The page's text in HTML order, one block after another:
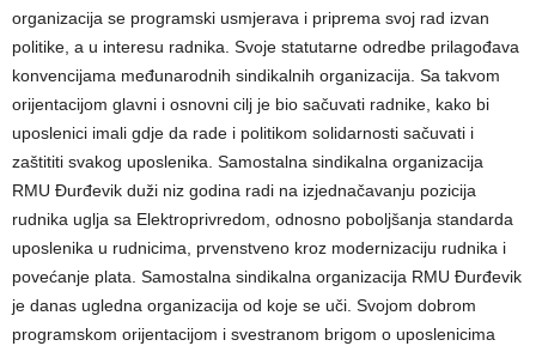
organizacija se programski usmjerava i priprema svoj rad izvan
politike, a u interesu radnika. Svoje statutarne odredbe prilagođava
konvencijama međunarodnih sindikalnih organizacija. Sa takvom
orijentacijom glavni i osnovni cilj je bio sačuvati radnike, kako bi
uposlenici imali gdje da rade i politikom solidarnosti sačuvati i
zaštititi svakog uposlenika. Samostalna sindikalna organizacija
RMU Đurđevik duži niz godina radi na izjednačavanju pozicija
rudnika uglja sa Elektroprivredom, odnosno poboljšanja standarda
uposlenika u rudnicima, prvenstveno kroz modernizaciju rudnika i
povećanje plata. Samostalna sindikalna organizacija RMU Đurđevik
je danas ugledna organizacija od koje se uči. Svojom dobrom
programskom orijentacijom i svestranom brigom o uposlenicima